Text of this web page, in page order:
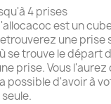
4 prises
est un
une prise
se trouve le départ
prise. Vous
possible d'avoir à